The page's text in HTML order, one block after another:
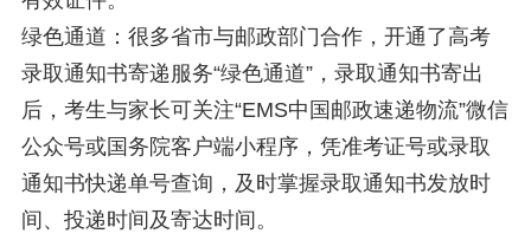
绿色通道：很多省市与邮政部门合作，开通了高考
录取通知书寄递服务“绿色通道”，录取通知书寄出
后，考生与家长可关注“EMS中国邮政速递物流”微信
公众号或国务院客户端小程序，凭准考证号或录取
通知书快递单号查询，及时掌握录取通知书发放时
间、投递时间及寄达时间。